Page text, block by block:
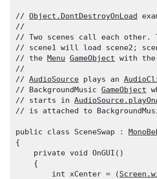
// Object.DontDestroyOnLoad
//
// Two scenes call each other.
// scene1 will load scene2;
// the Menu GameObject with the
//
// AudioSource plays an
// BackgroundMusic GameObject
// starts in
// is attached to
public class SceneSwap :
{
    private void OnGUI()
    {
        int xCenter = (